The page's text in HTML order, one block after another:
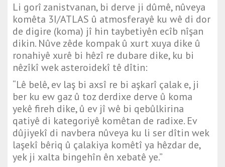
Li gorî zanistvanan, bi derve ji dûmê, nûveya
komêta 3I/ATLAS û atmosferayê ku wê di dor
de digire (koma) jî hin taybetiyên ecîb nîşan
dikin. Nûve zêde kompak û xurt xuya dike û
ronahiyê xurê bi hêzî re dubare dike, ku bi
nêzîkî wek asteroidekî tê dîtin:
“Lê belê, ev laş bi axsî re bi aşkarî çalak e, ji
ber ku ew gaz û toz derdixe derve û koma
yekê fireh dike, û ev jî wê bi qebûlkirina
qatiyê di kategoriyê komêtan de radixe. Ev
dûjiyekî di navbera nûveya ku li ser dîtin wek
laşekî bêriq û çalakiya komêtî ya hêzdar de,
yek ji xalta bingehîn ên xebatê ye.”